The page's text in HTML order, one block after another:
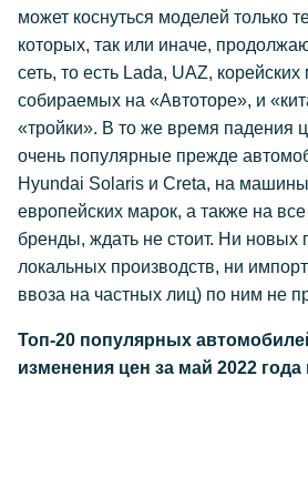
может коснуться моделей только
которых, так или иначе,
сеть, то есть Lada, UAZ,
собираемых на «Автоторе», и
«тройки». В то же время падения
очень популярные прежде
Hyundai Solaris и Creta, на
европейских марок, а также на
бренды, ждать не стоит. Ни новых
локальных производств, ни
ввоза на частных лиц) по ним не
Топ-20 популярных
изменения цен за май 2022 года